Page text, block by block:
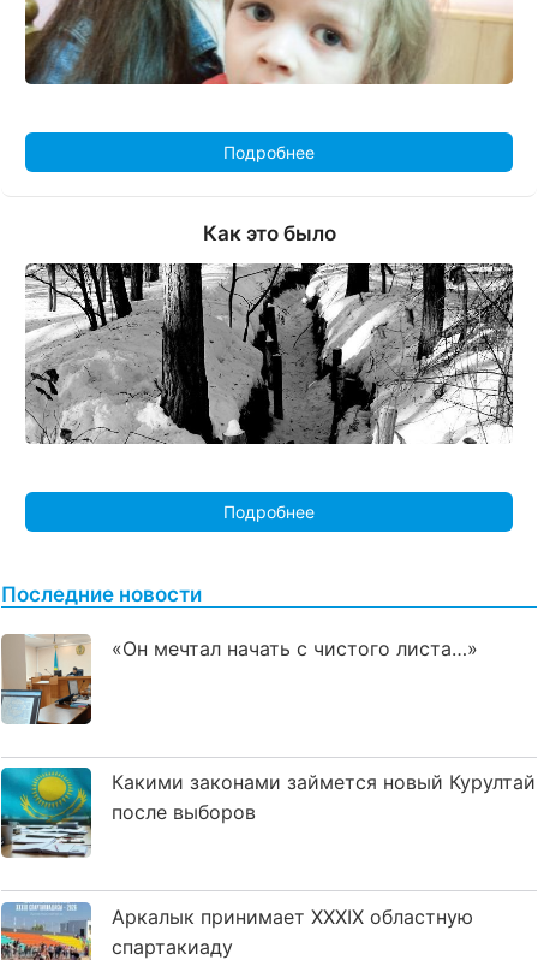
Подробнее
Как это было
Подробнее
Последние новости
«Он мечтал начать с чистого листа…»
Какими законами займется новый Курултай
после выборов
Аркалык принимает XXXIX областную
спартакиаду